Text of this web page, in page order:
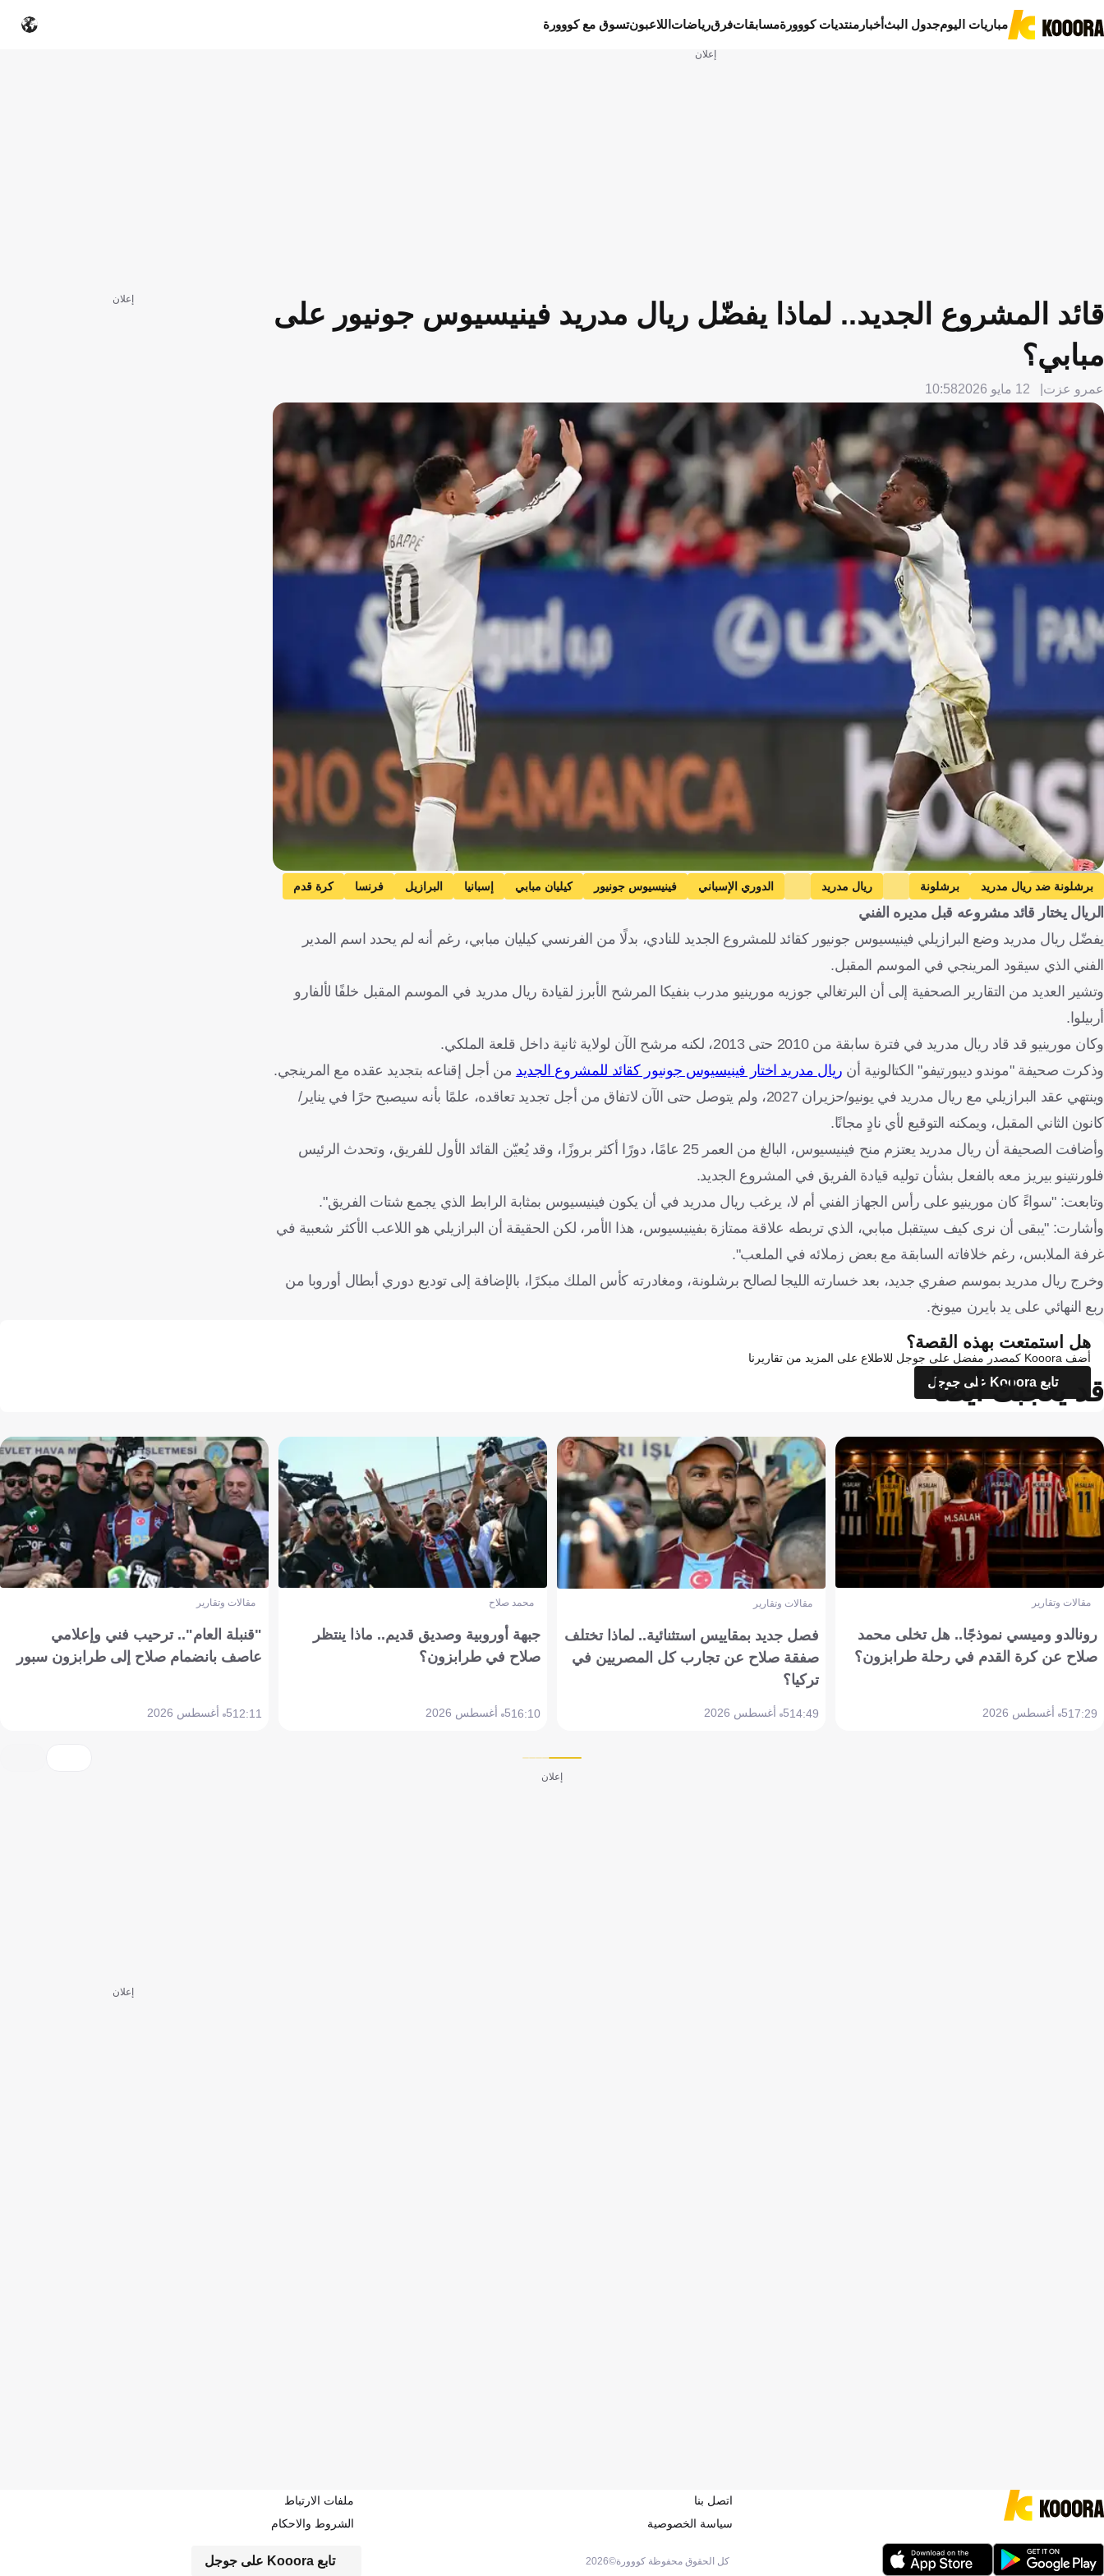
مباريات اليومجدول البثأخبار منتديات كووورةمسابقاتفرقرياضات اللاعبونتسوق مع كووورة
إعلان
قائد المشروع الجديد.. لماذا يفضّل ريال مدريد فينيسيوس جونيور على
مبابي؟
عمرو عزت 12 مايو 2026 10:58
Getty Images
برشلونة ضد ريال مدريد برشلونة ريال مدريد الدوري الإسباني فينيسيوس جونيور كيليان مبابي إسبانيا البرازيل فرنسا كرة قدم
الريال يختار قائد مشروعه قبل مديره الفني
يفضّل ريال مدريد وضع البرازيلي فينيسيوس جونيور كقائد للمشروع الجديد للنادي، بدلًا من الفرنسي كيليان مبابي، رغم أنه لم يحدد اسم المدير
الفني الذي سيقود المرينجي في الموسم المقبل.
وتشير العديد من التقارير الصحفية إلى أن البرتغالي جوزيه مورينيو مدرب بنفيكا المرشح الأبرز لقيادة ريال مدريد في الموسم المقبل خلفًا لألفارو
أربيلوا.
وكان مورينيو قد قاد ريال مدريد في فترة سابقة من 2010 حتى 2013، لكنه مرشح الآن لولاية ثانية داخل قلعة الملكي.
وذكرت صحيفة "موندو ديبورتيفو" الكتالونية أن ريال مدريد اختار فينيسيوس جونيور كقائد للمشروع الجديد من أجل إقناعه بتجديد عقده مع المرينجي.
وينتهي عقد البرازيلي مع ريال مدريد في يونيو/حزيران 2027، ولم يتوصل حتى الآن لاتفاق من أجل تجديد تعاقده، علمًا بأنه سيصبح حرًا في يناير/
كانون الثاني المقبل، ويمكنه التوقيع لأي نادٍ مجانًا.
وأضافت الصحيفة أن ريال مدريد يعتزم منح فينيسيوس، البالغ من العمر 25 عامًا، دورًا أكثر بروزًا، وقد يُعيّن القائد الأول للفريق، وتحدث الرئيس
فلورنتينو بيريز معه بالفعل بشأن توليه قيادة الفريق في المشروع الجديد.
وتابعت: "سواءً كان مورينيو على رأس الجهاز الفني أم لا، يرغب ريال مدريد في أن يكون فينيسيوس بمثابة الرابط الذي يجمع شتات الفريق".
وأشارت: "يبقى أن نرى كيف سيتقبل مبابي، الذي تربطه علاقة ممتازة بفينيسيوس، هذا الأمر، لكن الحقيقة أن البرازيلي هو اللاعب الأكثر شعبية في
غرفة الملابس، رغم خلافاته السابقة مع بعض زملائه في الملعب".
وخرج ريال مدريد بموسم صفري جديد، بعد خسارته الليجا لصالح برشلونة، ومغادرته كأس الملك مبكرًا، بالإضافة إلى توديع دوري أبطال أوروبا من
ربع النهائي على يد بايرن ميونخ.
إعلان
هل استمتعت بهذه القصة؟
أضف Kooora كمصدر مفضل على جوجل للاطلاع على المزيد من تقاريرنا
تابع Kooora على جوجل
قد يعجبك أيضاً
مقالات وتقارير
رونالدو وميسي نموذجًا.. هل تخلى محمد
صلاح عن كرة القدم في رحلة طرابزون؟
17:295 أغسطس 2026
مقالات وتقارير
فصل جديد بمقاييس استثنائية.. لماذا تختلف
صفقة صلاح عن تجارب كل المصريين في
تركيا؟
14:495 أغسطس 2026
محمد صلاح
جبهة أوروبية وصديق قديم.. ماذا ينتظر
صلاح في طرابزون؟
16:105 أغسطس 2026
مقالات وتقارير
"قنبلة العام".. ترحيب فني وإعلامي
عاصف بانضمام صلاح إلى طرابزون سبور
12:115 أغسطس 2026
إعلان
إعلان
كل الحقوق محفوظة كووورة©2026 تابع Kooora على جوجل
اتصل بنا
ملفات الارتباط
سياسة الخصوصية
الشروط والاحكام